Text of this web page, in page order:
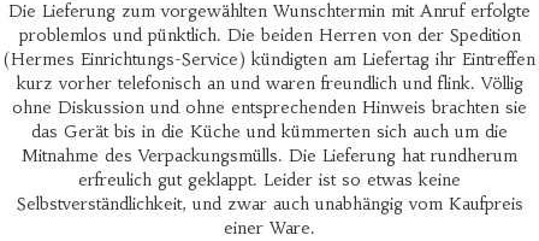
Die Lieferung zum vorgewählten Wunschtermin mit Anruf erfolgte
problemlos und pünktlich. Die beiden Herren von der Spedition
(Hermes Einrichtungs-Service) kündigten am Liefertag ihr Eintreffen
kurz vorher telefonisch an und waren freundlich und flink. Völlig
ohne Diskussion und ohne entsprechenden Hinweis brachten sie
das Gerät bis in die Küche und kümmerten sich auch um die
Mitnahme des Verpackungsmülls. Die Lieferung hat rundherum
erfreulich gut geklappt. Leider ist so etwas keine
Selbstverständlichkeit, und zwar auch unabhängig vom Kaufpreis
einer Ware.